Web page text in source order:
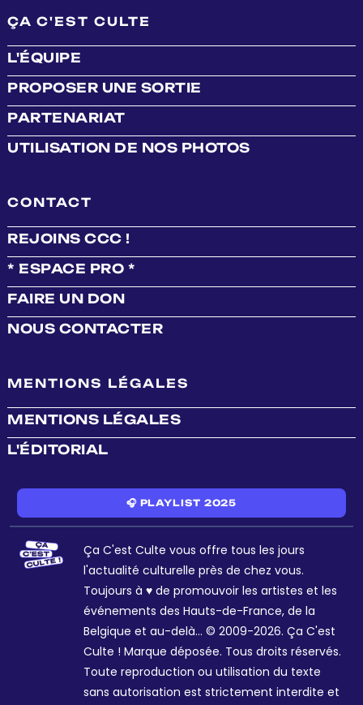
ÇA C'EST CULTE
L'ÉQUIPE
PROPOSER UNE SORTIE
PARTENARIAT
UTILISATION DE NOS PHOTOS
CONTACT
REJOINS CCC !
* ESPACE PRO *
FAIRE UN DON
NOUS CONTACTER
MENTIONS LÉGALES
MENTIONS LÉGALES
L'ÉDITORIAL
🎧 PLAYLIST 2025
Ça C'est Culte vous offre tous les jours
l'actualité culturelle près de chez vous.
Toujours à ♥ de promouvoir les artistes et les
événements des Hauts-de-France, de la
Belgique et au-delà... © 2009-2026. Ça C'est
Culte ! Marque déposée. Tous droits réservés.
Toute reproduction ou utilisation du texte
sans autorisation est strictement interdite et